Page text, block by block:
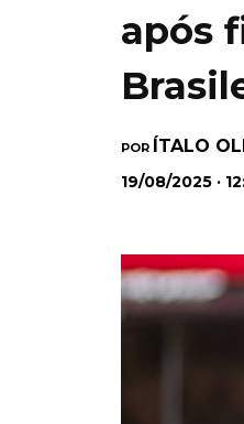
após
POR ÍTALO
19/08/2025 ·